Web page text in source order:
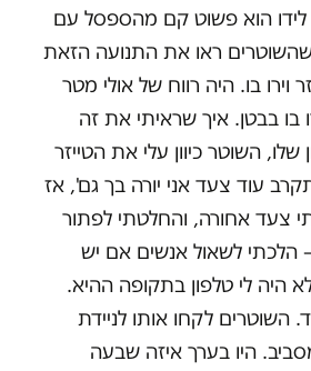
לידו הוא פשוט קם מהספסל עם
שהשוטרים ראו את התנועה הזאת
בו. היה רווח של אולי מטר
בו בבטן. איך שראיתי את זה
שלו, השוטר כיוון עלי את הטייזר
עוד צעד אני יורה בך גם', אז
צעד אחורה, והחלטתי לפתור
לשאול אנשים אם יש
היה לי טלפון בתקופה ההיא.
לקחו אותו לניידת
היו בערך איזה שבעה